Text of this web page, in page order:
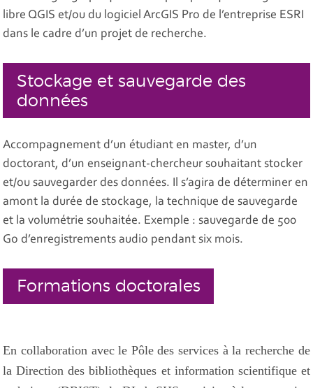
libre QGIS et/ou du logiciel ArcGIS Pro de l’entreprise ESRI
dans le cadre d’un projet de recherche.
Stockage et sauvegarde des
données
Accompagnement d’un étudiant en master, d’un
doctorant, d’un enseignant-chercheur souhaitant stocker
et/ou sauvegarder des données. Il s’agira de déterminer en
amont la durée de stockage, la technique de sauvegarde
et la volumétrie souhaitée. Exemple : sauvegarde de 500
Go d’enregistrements audio pendant six mois.
Formations doctorales
En collaboration avec le Pôle des services à la recherche de
la Direction des bibliothèques et information scientifique et